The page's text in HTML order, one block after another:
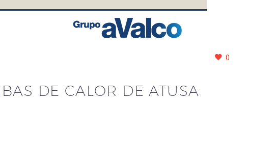
0
DE CALOR DE ATUSA